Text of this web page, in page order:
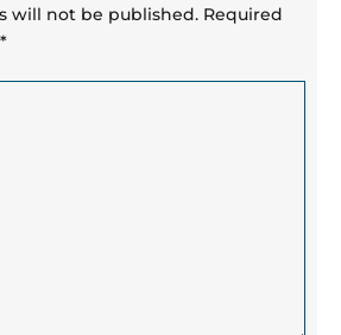
will not be published. Required
*